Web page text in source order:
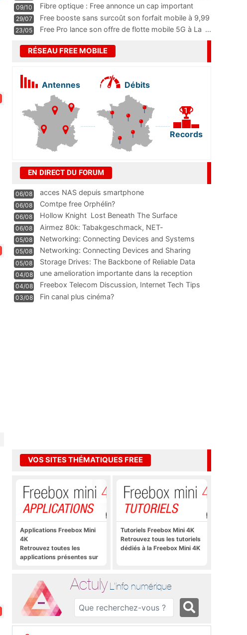
09/10
Fibre optique : Free annonce un cap important
pass
...
29/07
Free booste sans surcoût son forfait mobile à 9,99
23/05 Free Pro lance son offre de flotte mobile 5G à La ...
RÉSEAU FREE MOBILE
Antennes Débits
Records
EN DIRECT DU FORUM
06/08 acces NAS depuis smartphone
06/08 Comtpe free Orphélin?
06/08 Hollow Knight  Lost Beneath The Surface
06/08
Airmez 80k: Tabakgeschmack, NET-
Technologie und Leistung im
05/08 Networking: Connecting Devices and Systems
05/08
Networking: Connecting Devices and Sharing
Information
05/08
Storage Drives: The Backbone of Reliable Data
Management
04/08
une amelioration importante dans la reception
WIFI
04/08
Freebox Telecom Discussion, Internet Tech Tips
Communi
03/08 Fin canal plus cinéma?
VOS SITES THÉMATIQUES FREE
Applications Freebox Mini
4K
Retrouvez toutes les
applications présentes sur
Tutoriels Freebox Mini 4K
Retrouvez tous les tutoriels
dédiés à la Freebox Mini 4K
Actuly L'info numérique